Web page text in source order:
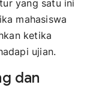
yang satu ini
mahasiswa
ketika
ujian.
dan